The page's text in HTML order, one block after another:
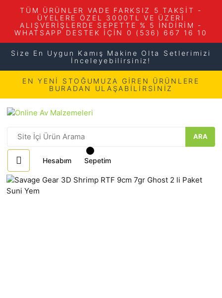
TÜM ÜRÜNLER VADE FARKSIZ 5 TAKSİT -
ÜYELERE ÖZEL 3000TL VE ÜZERİ
ALIŞVERİŞLERDE SEPETTE % 5 İNDİRİM -
WHATSAPP DESTEK İÇİN 0 (536) 667 16 10
Size En Uygun Kamış Makine Olta Setlerimizi
İnceleyebilirsiniz!
EN YENİ STOĞUMUZA GİREN ÜRÜNLERE
BURADAN ULAŞABİLİRSİNİZ
ARA
Hesabım Sepetim